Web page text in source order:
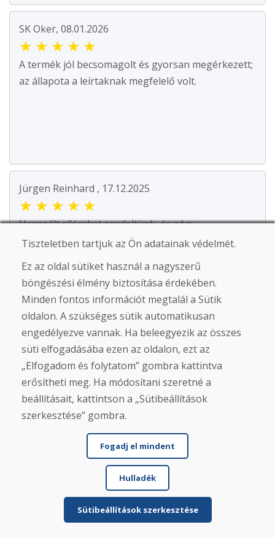
SK Oker, 08.01.2026
★ ★ ★ ★ ★
A termék jól becsomagolt és gyorsan megérkezett;
az állapota a leírtaknak megfelelő volt.
Jürgen Reinhard , 17.12.2025
★ ★ ★ ★ ★
Használt síléceket rendeltünk, és négy
munkanapon belül megkaptuk őket. A sílécek
További értékelések megjelenítése >
Írjon véleményt
★★★★★
Tiszteletben tartjuk az Ön adatainak védelmét.
Ez az oldal sütiket használ a nagyszerű
böngészési élmény biztosítása érdekében.
Minden fontos információt megtalál a Sütik
oldalon. A szükséges sütik automatikusan
engedélyezve vannak. Ha beleegyezik az összes
süti elfogadásába ezen az oldalon, ezt az
„Elfogadom és folytatom” gombra kattintva
erősítheti meg. Ha módosítani szeretné a
beállításait, kattintson a „Sütibeállítások
szerkesztése” gombra.
Fogadj el mindent
Hulladék
Sütibeállítások szerkesztése